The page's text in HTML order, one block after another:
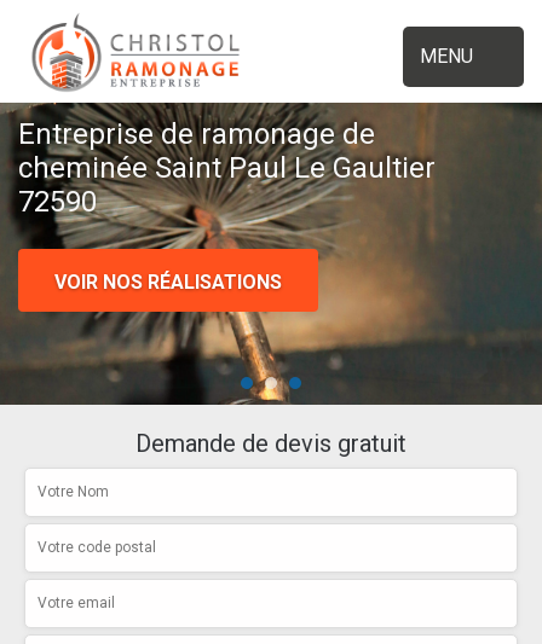
MENU
Entreprise de ramonage de
cheminée Saint Paul Le Gaultier
72590
VOIR NOS RÉALISATIONS
Demande de devis gratuit